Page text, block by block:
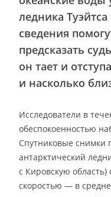
ледника
сведения
предсказать
он тает и
и насколько
Исследователи в
обеспокоенностью
Спутниковые снимки
антарктический
с Кировскую область)
скоростью — в